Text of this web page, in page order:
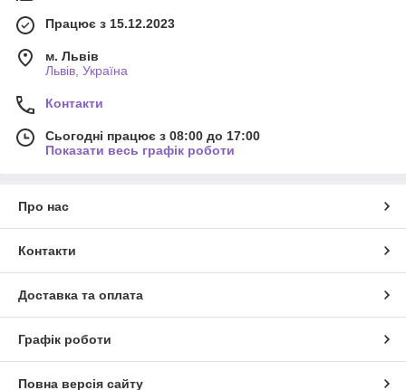
Працює з 15.12.2023
м. Львів
Львів, Україна
Контакти
Сьогодні працює з 08:00 до 17:00
Показати весь графік роботи
Про нас
Контакти
Доставка та оплата
Графік роботи
Повна версія сайту